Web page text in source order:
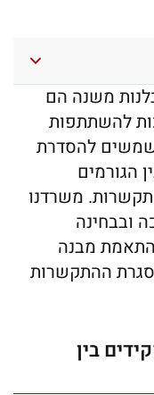
משנה הם
להשתתפות
להסדרת
הגורמים
משרדנו
ובבחינה
מבנה
ההתקשרות
בין